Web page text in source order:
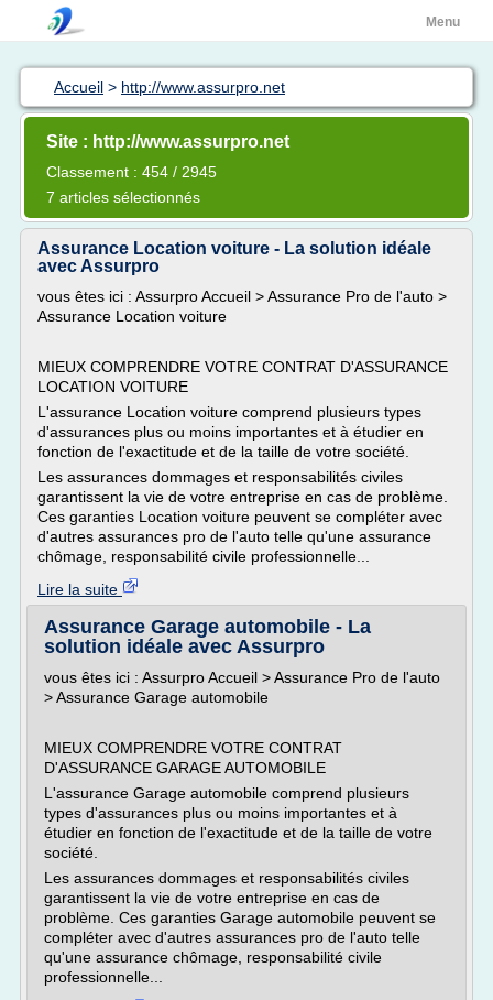
Menu
Accueil > http://www.assurpro.net
Site : http://www.assurpro.net
Classement : 454 / 2945
7 articles sélectionnés
Assurance Location voiture - La solution idéale
avec Assurpro
vous êtes ici : Assurpro Accueil > Assurance Pro de l'auto >
Assurance Location voiture
MIEUX COMPRENDRE VOTRE CONTRAT D'ASSURANCE
LOCATION VOITURE
L'assurance Location voiture comprend plusieurs types
d'assurances plus ou moins importantes et à étudier en
fonction de l'exactitude et de la taille de votre société.
Les assurances dommages et responsabilités civiles
garantissent la vie de votre entreprise en cas de problème.
Ces garanties Location voiture peuvent se compléter avec
d'autres assurances pro de l'auto telle qu'une assurance
chômage, responsabilité civile professionnelle...
Lire la suite
Assurance Garage automobile - La
solution idéale avec Assurpro
vous êtes ici : Assurpro Accueil > Assurance Pro de l'auto
> Assurance Garage automobile
MIEUX COMPRENDRE VOTRE CONTRAT
D'ASSURANCE GARAGE AUTOMOBILE
L'assurance Garage automobile comprend plusieurs
types d'assurances plus ou moins importantes et à
étudier en fonction de l'exactitude et de la taille de votre
société.
Les assurances dommages et responsabilités civiles
garantissent la vie de votre entreprise en cas de
problème. Ces garanties Garage automobile peuvent se
compléter avec d'autres assurances pro de l'auto telle
qu'une assurance chômage, responsabilité civile
professionnelle...